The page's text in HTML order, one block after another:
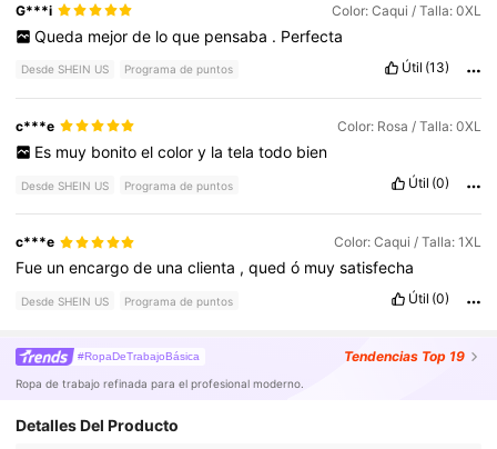
G***i Color: Caqui / Talla: 0XL
Queda mejor de lo que pensaba . Perfecta
Desde SHEIN US Programa de puntos Útil (13)
c***e Color: Rosa / Talla: 0XL
Es muy bonito el color y la tela todo bien
Desde SHEIN US Programa de puntos Útil (0)
c***e Color: Caqui / Talla: 1XL
Fue unencargode unaclienta ,quedó muysatisfecha
Desde SHEIN US Programa de puntos Útil (0)
#RopaDeTrabajoBásica Tendencias Top 19
Ropa de trabajo refinada para el profesional moderno.
Detalles Del Producto